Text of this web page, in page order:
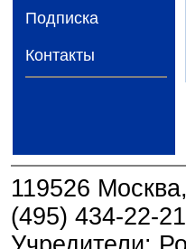
Подписка
Контакты
119526
(495) 434-22-21